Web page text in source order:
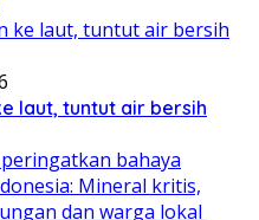
laut, tuntut air bersih